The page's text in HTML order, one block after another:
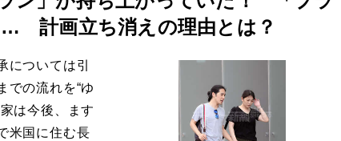
計画立ち消えの理由とは？
ついては引
での流れを“ゆ
は今後、ます
米国に住む長